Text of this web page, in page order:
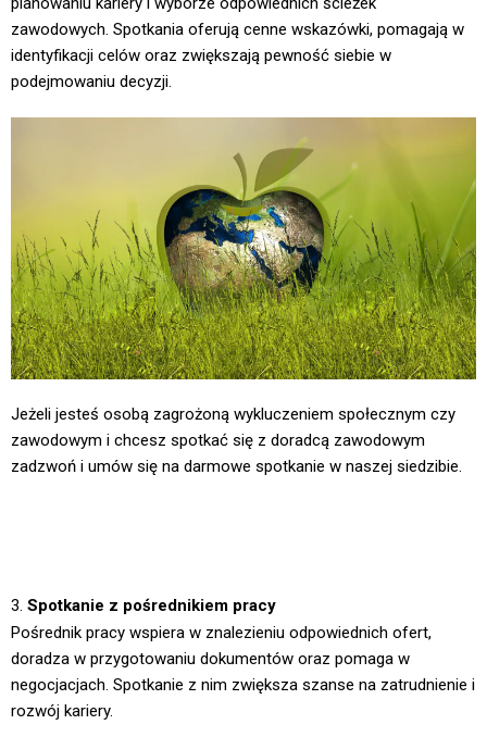
zawodowych. Spotkania oferują cenne wskazówki, pomagają w
identyfikacji celów oraz zwiększają pewność siebie w
podejmowaniu decyzji.
Jeżeli jesteś osobą zagrożoną wykluczeniem społecznym czy
zawodowym i chcesz spotkać się z doradcą zawodowym
zadzwoń i umów się na darmowe spotkanie w naszej siedzibie.
3. Spotkanie z pośrednikiem pracy
Pośrednik pracy wspiera w znalezieniu odpowiednich ofert,
doradza w przygotowaniu dokumentów oraz pomaga w
negocjacjach. Spotkanie z nim zwiększa szanse na zatrudnienie i
rozwój kariery.